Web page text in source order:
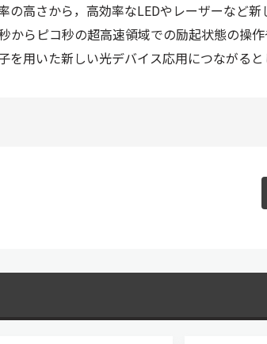
⾼さから，⾼効率なLEDやレーザーなど
からピコ秒の超⾼速領域での励起状態の操
⽤いた新しい光デバイス応⽤につながると